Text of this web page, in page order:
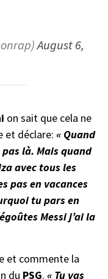
August 6,
on sait que cela ne
et déclare: « Quand
là. Mais quand
avec tous les
pas en vacances
tu pars en
Messi j’ai la
et commente la
du PSG. « Tu vas